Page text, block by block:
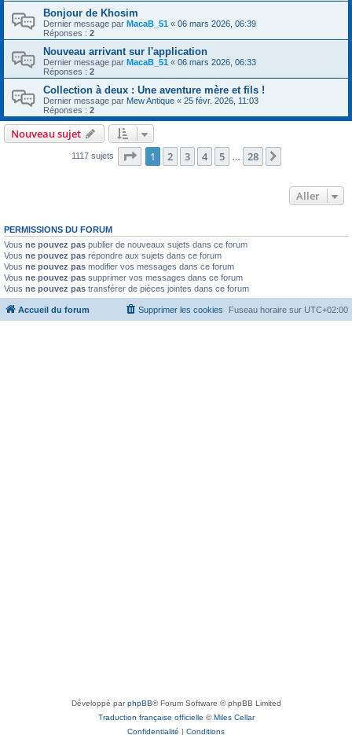
Bonjour de Khosim
Dernier message par MacaB_51 « 06 mars 2026, 06:39
Réponses : 2
Nouveau arrivant sur l'application
Dernier message par MacaB_51 « 06 mars 2026, 06:33
Réponses : 2
Collection à deux : Une aventure mère et fils !
Dernier message par Mew Antique « 25 févr. 2026, 11:03
Réponses : 2
Nouveau sujet
1117 sujets Page 1sur28
1 2 3 4 5 28
Aller
PERMISSIONS DU FORUM
Vous ne pouvez pas publier de nouveaux sujets dans ce forum
Vous ne pouvez pas répondre aux sujets dans ce forum
Vous ne pouvez pas modifier vos messages dans ce forum
Vous ne pouvez pas supprimer vos messages dans ce forum
Vous ne pouvez pas transférer de pièces jointes dans ce forum
Accueil du forum Fuseau horaire sur UTC+02:00
Supprimer les cookies
Développé parphpBB® Forum Software © phpBB Limited
Traduction française officielle ©Miles Cellar
Confidentialité | Conditions